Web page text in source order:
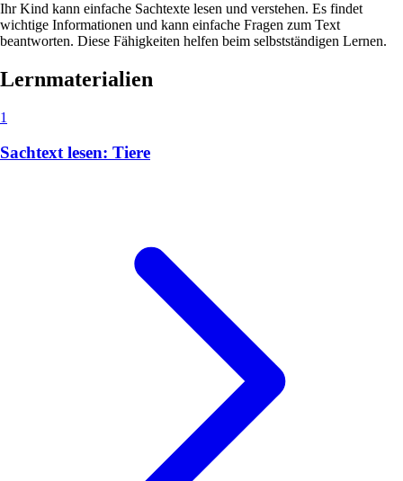
Ihr Kind kann einfache Sachtexte lesen und verstehen. Es findet
wichtige Informationen und kann einfache Fragen zum Text
beantworten. Diese Fähigkeiten helfen beim selbstständigen Lernen.
Lernmaterialien
1
Sachtext lesen: Tiere